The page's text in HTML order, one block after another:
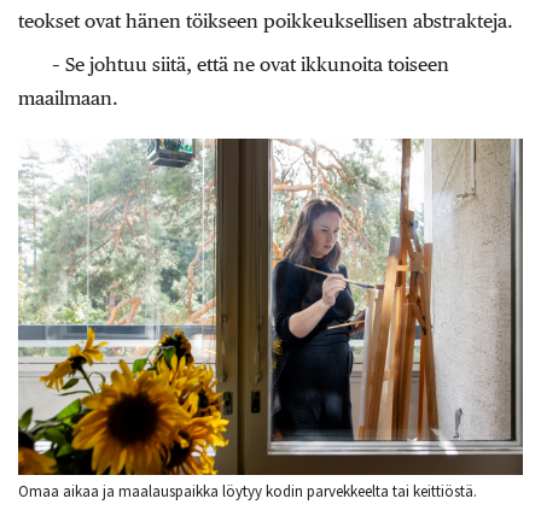
teokset ovat hänen töikseen poikkeuksellisen abstrakteja.
– Se johtuu siitä, että ne ovat ikkunoita toiseen
maailmaan.
Omaa aikaa ja maalauspaikka löytyy kodin parvekkeelta tai keittiöstä.